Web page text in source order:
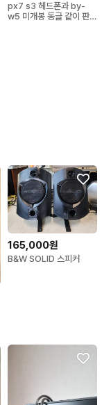
px7 s3 헤드폰과 by-
w5 미개봉 동글 같이 판매
165,000원
B&W SOLID 스피커